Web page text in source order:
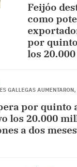
Feijóo
como
por
los
GALLEGAS AUMENTARON,
por quinto
los 20.000
a dos